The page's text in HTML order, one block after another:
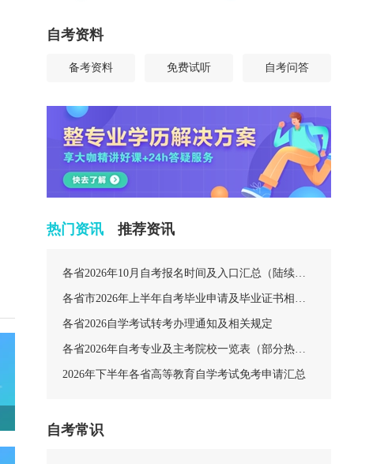
自考资料
备考资料 免费试听 自考问答
热门资讯
各省2026年10月自考报名时间及入口汇总（陆续更新中）
各省市2026年上半年自考毕业申请及毕业证书相关安排汇总
各省2026自学考试转考办理通知及相关规定
各省2026年自考专业及主考院校一览表（部分热门专业）
2026年下半年各省高等教育自学考试免考申请汇总
推荐资讯
自考常识